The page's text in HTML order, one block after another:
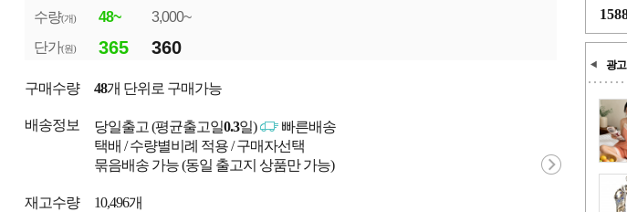
광고
수량(개) 48~
3,000~
단가(원) 365 360
구매수량 48개 단위로 구매가능
배송정보 당일출고 (평균출고일0.3일)
빠른배송
택배 / 수량별비례 적용 / 구매자선택
묶음배송 가능 (동일 출고지 상품만 가능)
재고수량 10,496개